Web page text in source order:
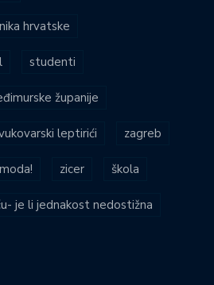
hrvatske
studenti
županije
leptirići zagreb
zicer škola
je li jednakost nedostižna